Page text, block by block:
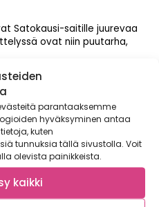
parantaaksemme
hyväksyminen antaa
kuten
tunnuksia tällä sivustolla. Voit
olevista painikkeista.
kaikki
Satokausi-saitille juurevaa
ovat niin puutarha,